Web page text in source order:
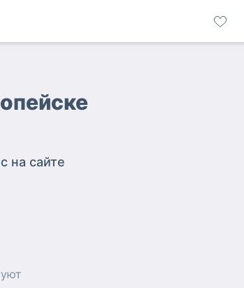
на сайте